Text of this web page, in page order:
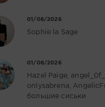
01/08/2026
Sophie la Sage
01/08/2026
Hazel Paige,
onlysabrena,
большие сиськи